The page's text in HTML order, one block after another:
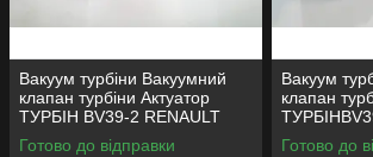
Вакуум турбіни Вакуумний
клапан турбіни Актуатор
ТУРБІН BV39-2 RENAULT
1.5D
Готово до відправки
Вакуум
клапан
Готово до